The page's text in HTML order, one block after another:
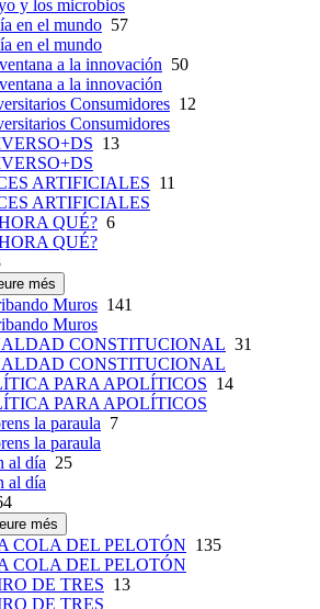
y los microbios
en el mundo 57
en el mundo
a la innovación 50
a la innovación
Consumidores 12
Consumidores
13
ARTIFICIALES 11
ARTIFICIALES
QUÉ? 6
QUÉ?
més
Muros 141
Muros
CONSTITUCIONAL 31
CONSTITUCIONAL
PARA APOLÍTICOS 14
PARA APOLÍTICOS
la paraula 7
la paraula
al día 25
al día
més
COLA DEL PELOTÓN 135
COLA DEL PELOTÓN
DE TRES 13
DE TRES